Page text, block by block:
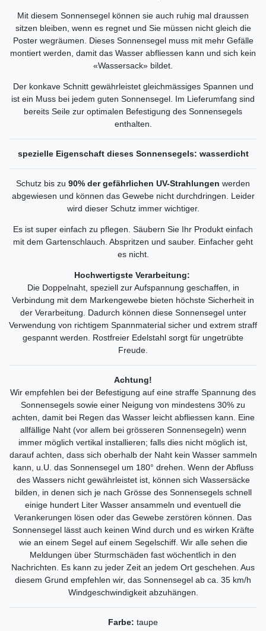
Mit diesem Sonnensegel können sie auch ruhig mal draussen
sitzen bleiben, wenn es regnet und Sie müssen nicht gleich die
Poster wegräumen. Dieses Sonnensegel muss mit mehr Gefälle
montiert werden, damit das Wasser abfliessen kann und sich kein
«Wassersack» bildet.
Der konkave Schnitt gewährleistet gleichmässiges Spannen und
ist ein Muss bei jedem guten Sonnensegel. Im Lieferumfang sind
bereits Seile zur optimalen Befestigung des Sonnensegels
enthalten.
spezielle Eigenschaft dieses Sonnensegels: wasserdicht
Schutz bis zu 90% der gefährlichen UV-Strahlungen werden
abgewiesen und können das Gewebe nicht durchdringen. Leider
wird dieser Schutz immer wichtiger.
Es ist super einfach zu pflegen. Säubern Sie Ihr Produkt einfach
mit dem Gartenschlauch. Abspritzen und sauber. Einfacher geht
es nicht.
Hochwertigste Verarbeitung:
Die Doppelnaht, speziell zur Aufspannung geschaffen, in
Verbindung mit dem Markengewebe bieten höchste Sicherheit in
der Verarbeitung. Dadurch können diese Sonnensegel unter
Verwendung von richtigem Spannmaterial sicher und extrem straff
gespannt werden. Rostfreier Edelstahl sorgt für ungetrübte
Freude.
Achtung!
Wir empfehlen bei der Befestigung auf eine straffe Spannung des
Sonnensegels sowie einer Neigung von mindestens 30% zu
achten, damit bei Regen das Wasser leicht abfliessen kann. Eine
allfällige Naht (vor allem bei grösseren Sonnensegeln) wenn
immer möglich vertikal installieren; falls dies nicht möglich ist,
darauf achten, dass sich oberhalb der Naht kein Wasser sammeln
kann, u.U. das Sonnensegel um 180° drehen. Wenn der Abfluss
des Wassers nicht gewährleistet ist, können sich Wassersäcke
bilden, in denen sich je nach Grösse des Sonnensegels schnell
einige hundert Liter Wasser ansammeln und eventuell die
Verankerungen lösen oder das Gewebe zerstören können. Das
Sonnensegel lässt auch keinen Wind durch und es wirken Kräfte
wie an einem Segel auf einem Segelschiff. Wir alle sehen die
Meldungen über Sturmschäden fast wöchentlich in den
Nachrichten. Es kann zu jeder Zeit an jedem Ort geschehen. Aus
diesem Grund empfehlen wir, das Sonnensegel ab ca. 35 km/h
Windgeschwindigkeit abzuhängen.
Farbe: taupe